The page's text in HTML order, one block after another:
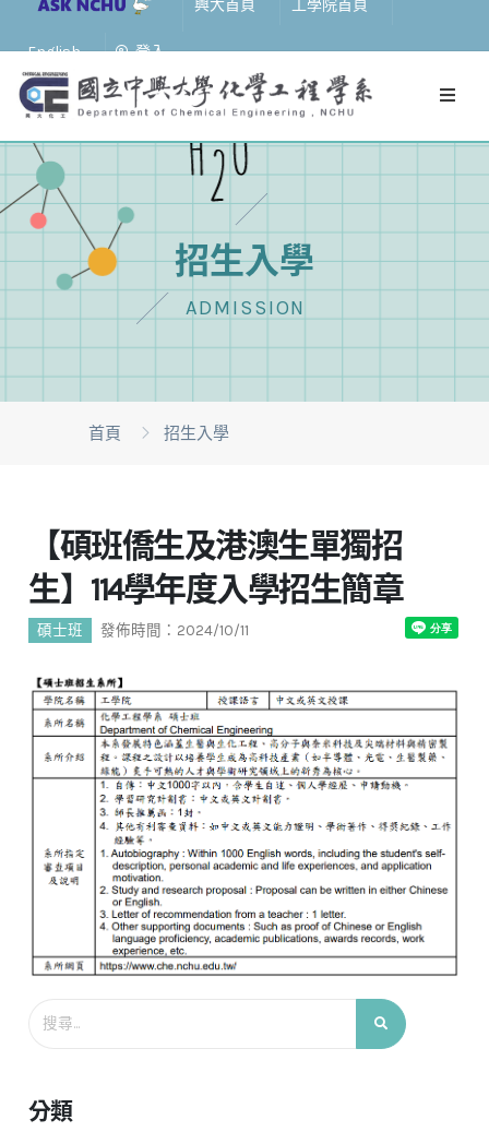
興大首頁 工學院首頁
English 登入
招生入學
ADMISSION
首頁 招生入學
分類
【碩班僑生及港澳生單獨招
生】114學年度入學招生簡章
碩士班 發佈時間：2024/10/11